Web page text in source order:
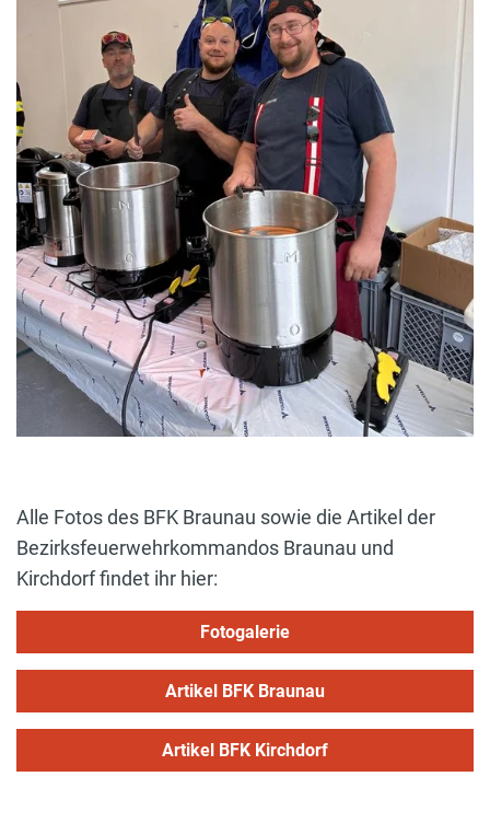
Alle Fotos des BFK Braunau sowie die Artikel der
Bezirksfeuerwehrkommandos Braunau und
Kirchdorf findet ihr hier:
Fotogalerie
Artikel BFK Braunau
Artikel BFK Kirchdorf